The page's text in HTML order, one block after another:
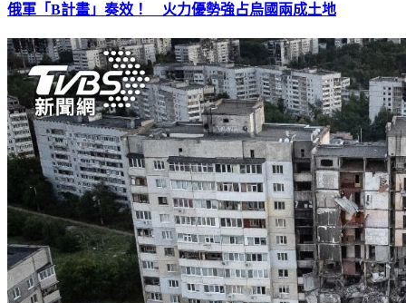
俄軍「B計畫」奏效！ 火力優勢強占烏國兩成土地